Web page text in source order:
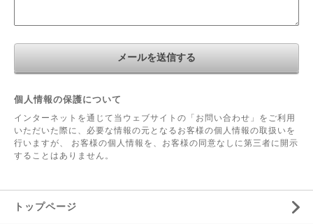
個人情報の保護について
インターネットを通じて当ウェブサイトの「お問い合わせ」をご利用
いただいた際に、必要な情報の元となるお客様の個人情報の取扱いを
行いますが、 お客様の個人情報を、お客様の同意なしに第三者に開示
することはありません。
トップページ